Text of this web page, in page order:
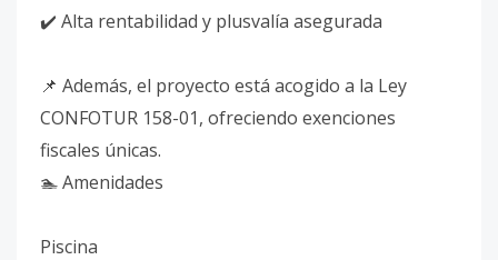
✔️ Alta rentabilidad y plusvalía asegurada
📌 Además, el proyecto está acogido a la Ley
CONFOTUR 158-01, ofreciendo exenciones
fiscales únicas.
🏊 Amenidades
Piscina